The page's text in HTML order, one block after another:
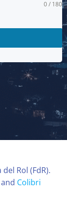
0 / 180
Rol (FdR).
Colibri